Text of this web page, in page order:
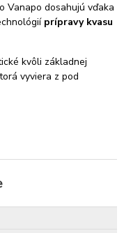
Vanapo dosahujú vďaka
prípravy kvasu
kvôli základnej
vyviera z pod